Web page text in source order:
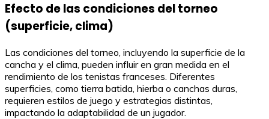
Efecto de las condiciones del torneo
(superficie, clima)
Las condiciones del torneo, incluyendo la superficie de la
cancha y el clima, pueden influir en gran medida en el
rendimiento de los tenistas franceses. Diferentes
superficies, como tierra batida, hierba o canchas duras,
requieren estilos de juego y estrategias distintas,
impactando la adaptabilidad de un jugador.